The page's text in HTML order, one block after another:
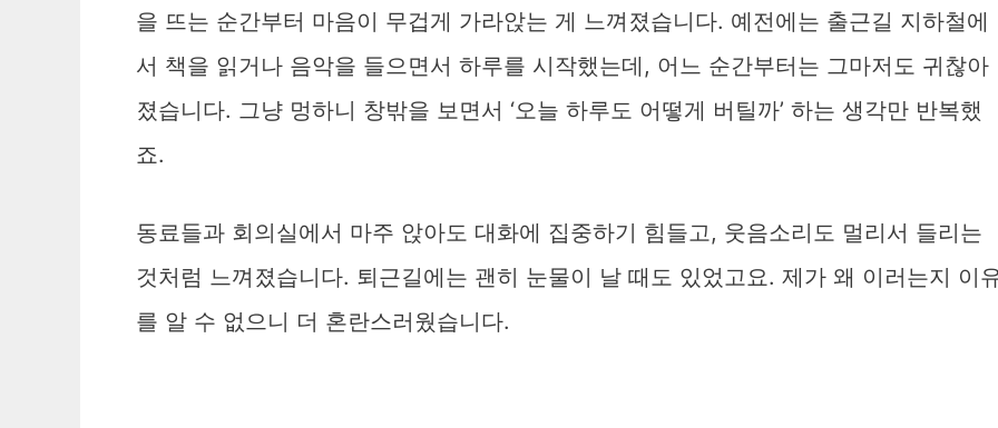
을 뜨는 순간부터 마음이 무겁게 가라앉는 게 느껴졌습니다. 예전에는 출근길 지하철에
서 책을 읽거나 음악을 들으면서 하루를 시작했는데, 어느 순간부터는 그마저도 귀찮아
졌습니다. 그냥 멍하니 창밖을 보면서 ‘오늘 하루도 어떻게 버틸까’ 하는 생각만 반복했
죠.
동료들과 회의실에서 마주 앉아도 대화에 집중하기 힘들고, 웃음소리도 멀리서 들리는
것처럼 느껴졌습니다. 퇴근길에는 괜히 눈물이 날 때도 있었고요. 제가 왜 이러는지 이
를 알 수 없으니 더 혼란스러웠습니다.